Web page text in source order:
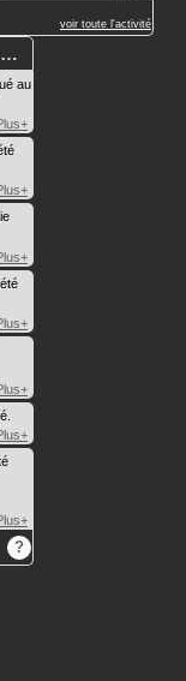
voir toute l'activité
…
au
?